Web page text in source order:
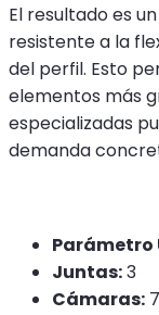
El resultado es
resistente a la
del perfil. Esto
elementos más
especializadas
demanda
Parámetro
Juntas:3
Cámaras: 7